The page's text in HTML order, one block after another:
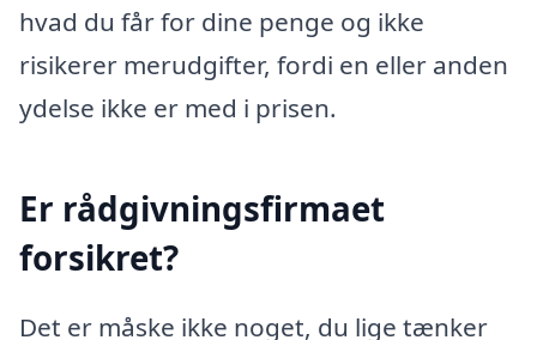
hvad du får for dine penge og ikke
risikerer merudgifter, fordi en eller anden
ydelse ikke er med i prisen.
Er rådgivningsfirmaet
forsikret?
Det er måske ikke noget, du lige tænker